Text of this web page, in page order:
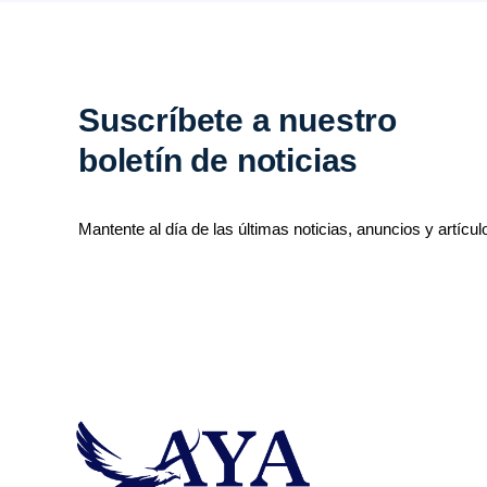
Suscríbete a nuestro
boletín de noticias
Mantente al día de las últimas noticias, anuncios y